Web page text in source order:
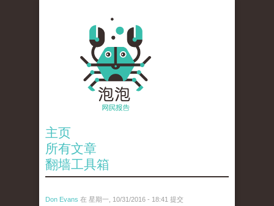
主页
所有文章
翻墙工具箱
Don Evans 在 星期一, 10/31/2016 - 18:41 提交